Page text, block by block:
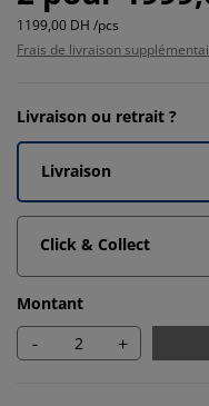
1199,00 DH /pcs
Frais de livraison
Livraison ou retrait ?
Livraison
Click & Collect
Montant
- +